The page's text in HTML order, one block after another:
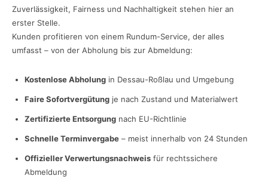
Zuverlässigkeit, Fairness und Nachhaltigkeit stehen hier an
erster Stelle.
Kunden profitieren von einem Rundum-Service, der alles
umfasst – von der Abholung bis zur Abmeldung:
Kostenlose Abholung in Dessau-Roßlau und Umgebung
Faire Sofortvergütung je nach Zustand und Materialwert
Zertifizierte Entsorgung nach EU-Richtlinie
Schnelle Terminvergabe – meist innerhalb von 24 Stunden
Offizieller Verwertungsnachweis für rechtssichere
Abmeldung